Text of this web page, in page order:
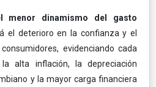
menor dinamismo del gasto
el deterioro en la confianza y el
evidenciando cada
alta inflación, la depreciación
y la mayor carga financiera